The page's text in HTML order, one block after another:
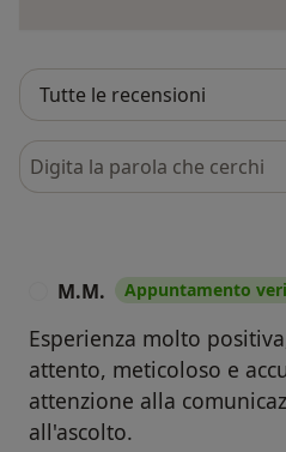
Cerca nelle recensioni
M.M. Appuntamento
Esperienza molto
attento, meticoloso e
attenzione alla
all'ascolto.